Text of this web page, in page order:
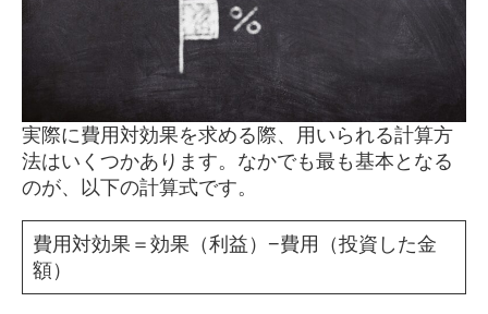
実際に費用対効果を求める際、用いられる計算方
法はいくつかあります。なかでも最も基本となる
のが、以下の計算式です。
費用対効果＝効果（利益）−費用（投資した金
額）